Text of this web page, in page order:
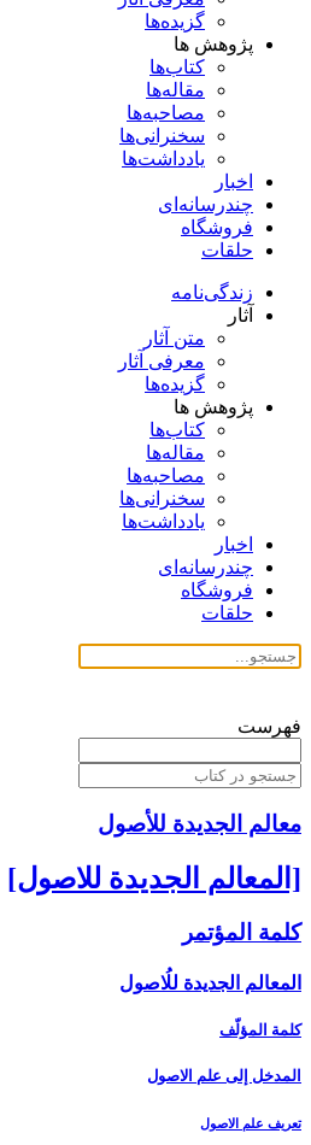
گزیده‌ها
پژوهش ها
کتاب‌ها
مقاله‌ها
مصاحبه‌ها
سخنرانی‌ها
یادداشت‌ها
اخبار
چندرسانه‌ای
فروشگاه
حلقات
زندگی‌نامه
آثار
متن آثار
معرفی آثار
گزیده‌ها
پژوهش ها
کتاب‌ها
مقاله‌ها
مصاحبه‌ها
سخنرانی‌ها
یادداشت‌ها
اخبار
چندرسانه‌ای
فروشگاه
حلقات
فهرست
معالم الجدیدة للأصول
[المعالم الجديدة للاصول‏]
كلمة المؤتمر
المعالم الجديدة للُاصول‏
كلمة المؤلّف
المدخل ‏إلى علم الاصول‏
تعريف علم الاصول‏